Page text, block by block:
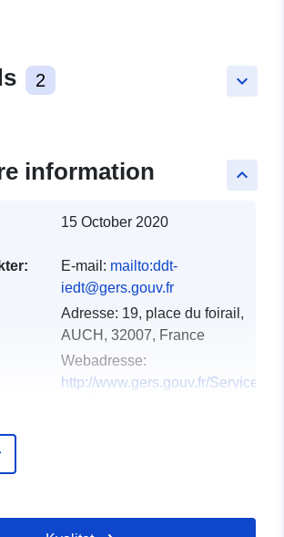
keyboard_arrow_down
2
keyboard_arrow_up
information
15 October 2020
E-mail: mailto:ddt-
iedt@gers.gouv.fr
Adresse: 19, place du foirail,
AUCH, 32007, France
Webadresse:
http://www.gers.gouv.fr/Services-
Opdateret på data.europa.eu: